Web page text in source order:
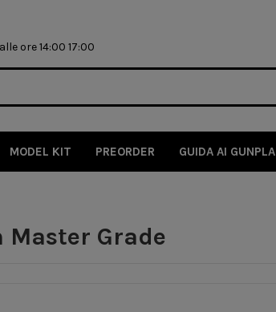
ore 14:00 17:00
MODEL KIT PREORDER GUIDA AI GUNPLA
Master Grade